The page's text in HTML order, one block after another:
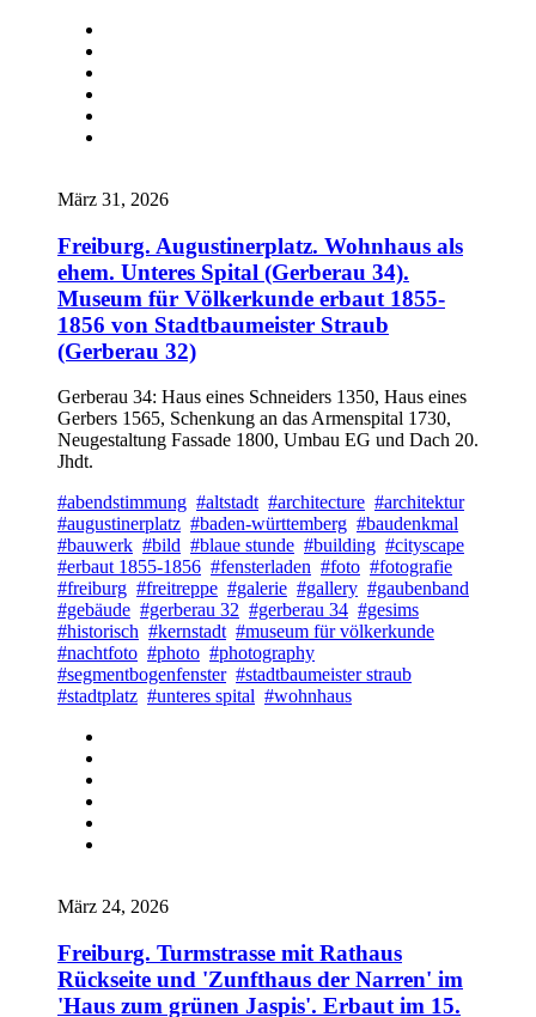
März 31, 2026
Freiburg. Augustinerplatz. Wohnhaus als
ehem. Unteres Spital (Gerberau 34).
Museum für Völkerkunde erbaut 1855-
1856 von Stadtbaumeister Straub
(Gerberau 32)
Gerberau 34: Haus eines Schneiders 1350, Haus eines
Gerbers 1565, Schenkung an das Armenspital 1730,
Neugestaltung Fassade 1800, Umbau EG und Dach 20.
Jhdt.
#abendstimmung #altstadt #architecture #architektur
#augustinerplatz #baden-württemberg #baudenkmal
#bauwerk #bild #blaue stunde #building #cityscape
#erbaut 1855-1856 #fensterladen #foto #fotografie
#freiburg #freitreppe #galerie #gallery #gaubenband
#gebäude #gerberau 32 #gerberau 34 #gesims
#historisch #kernstadt #museum für völkerkunde
#nachtfoto #photo #photography
#segmentbogenfenster #stadtbaumeister straub
#stadtplatz #unteres spital #wohnhaus
März 24, 2026
Freiburg. Turmstrasse mit Rathaus
Rückseite und 'Zunfthaus der Narren' im
'Haus zum grünen Jaspis'. Erbaut im 15.